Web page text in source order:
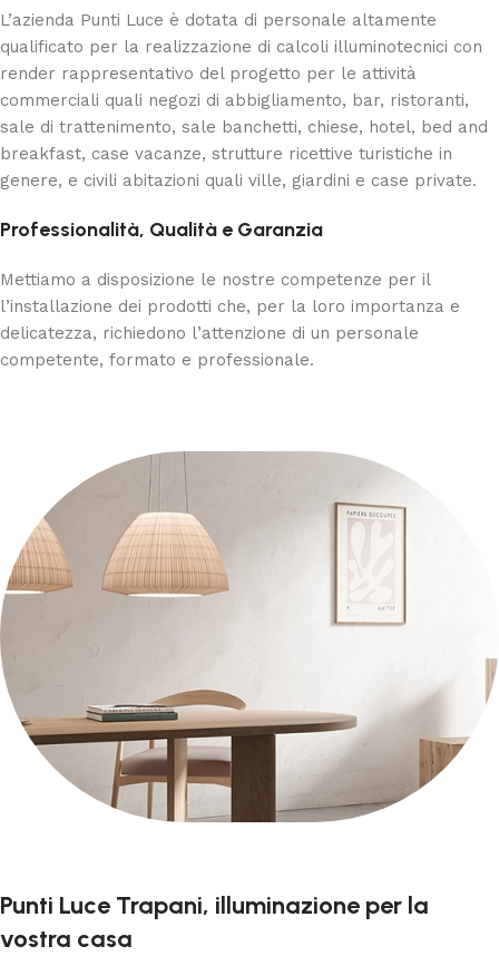
L’azienda Punti Luce è dotata di personale altamente
qualificato per la realizzazione di calcoli illuminotecnici con
render rappresentativo del progetto per le attività
commerciali quali negozi di abbigliamento, bar, ristoranti,
sale di trattenimento, sale banchetti, chiese, hotel, bed and
breakfast, case vacanze, strutture ricettive turistiche in
genere, e civili abitazioni quali ville, giardini e case private.
Professionalità, Qualità e Garanzia
Mettiamo a disposizione le nostre competenze per il
l’installazione dei prodotti che, per la loro importanza e
delicatezza, richiedono l’attenzione di un personale
competente, formato e professionale.
Punti Luce Trapani, illuminazione per la
vostra casa